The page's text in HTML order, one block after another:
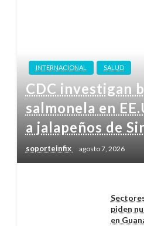
INTERNACIONAL SALUD
CDC investigan
salmonela en
a jalapeños de
soporteinfix agosto 7, 2026
piden
en